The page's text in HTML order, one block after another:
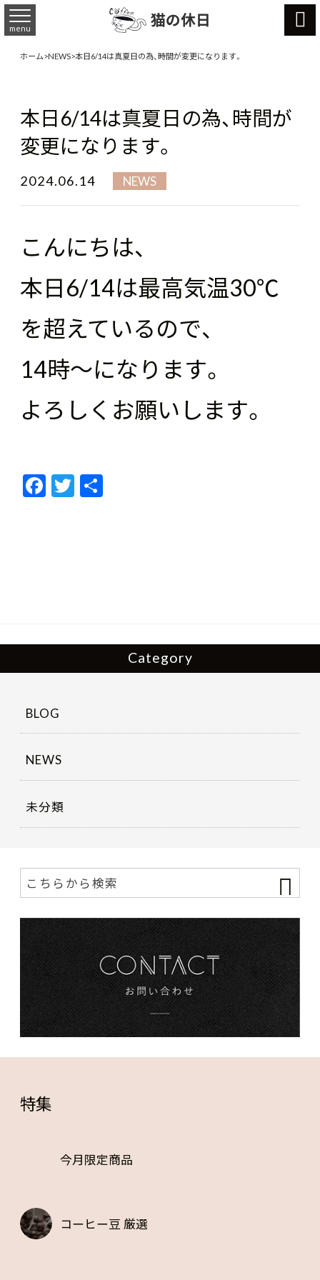
猫の休日
menu 
ホーム>NEWS>本日6/14は真夏日の為、時間が変更になります。
本日6/14は真夏日の為、時間が
変更になります。
2024.06.14 NEWS
こんにちは、
本日6/14は最高気温30℃
を超えているので、
14時～になります。
よろしくお願いします。
F
ac
T
w
Category
BLOG
NEWS
未分類
特集
今月限定商品
コーヒー豆 厳選